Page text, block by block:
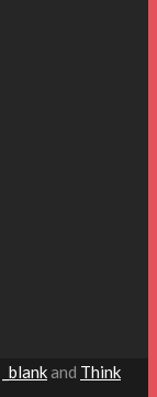
_blankand Think